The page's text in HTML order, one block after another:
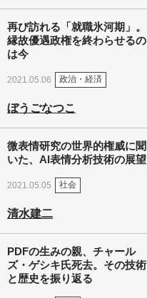
再び訪れる「就職氷河期」。
縁故優遇政権を終わらせるの
は今
2021.05.06 政治・経済
ぼうごなつこ
微表情研究の世界的権威に聞
いた、AI表情分析技術の展望
2021.05.05 社会
清水建二
PDFの生みの親、チャール
ズ・ゲシキ氏死去。その技術
と歴史を振り返る